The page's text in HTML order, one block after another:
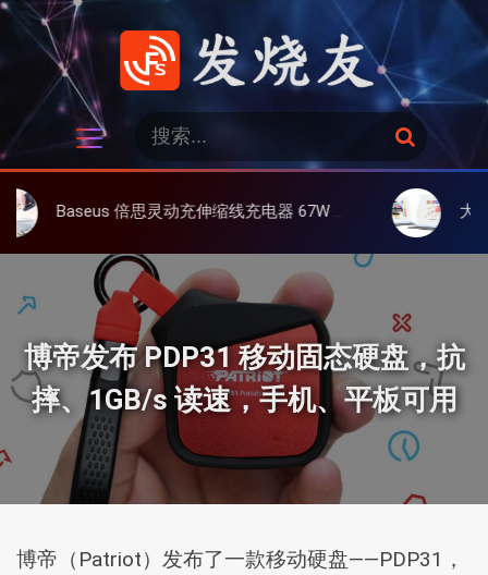
跳
发烧友
：
搜
索
思灵动充伸缩线充电器 67W 3C，超耐用可伸缩线、氮化镓、3C多设备同时充 大上 Paperlike 13K
博帝发布 PDP31 移动固态硬盘，抗
摔、1GB/s 读速，手机、平板可用
博帝（Patriot）发布了一款移动硬盘——PDP31，